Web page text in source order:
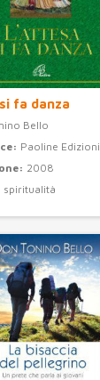
fa danza
Bello
Paoline Edizioni
2008
spiritualità